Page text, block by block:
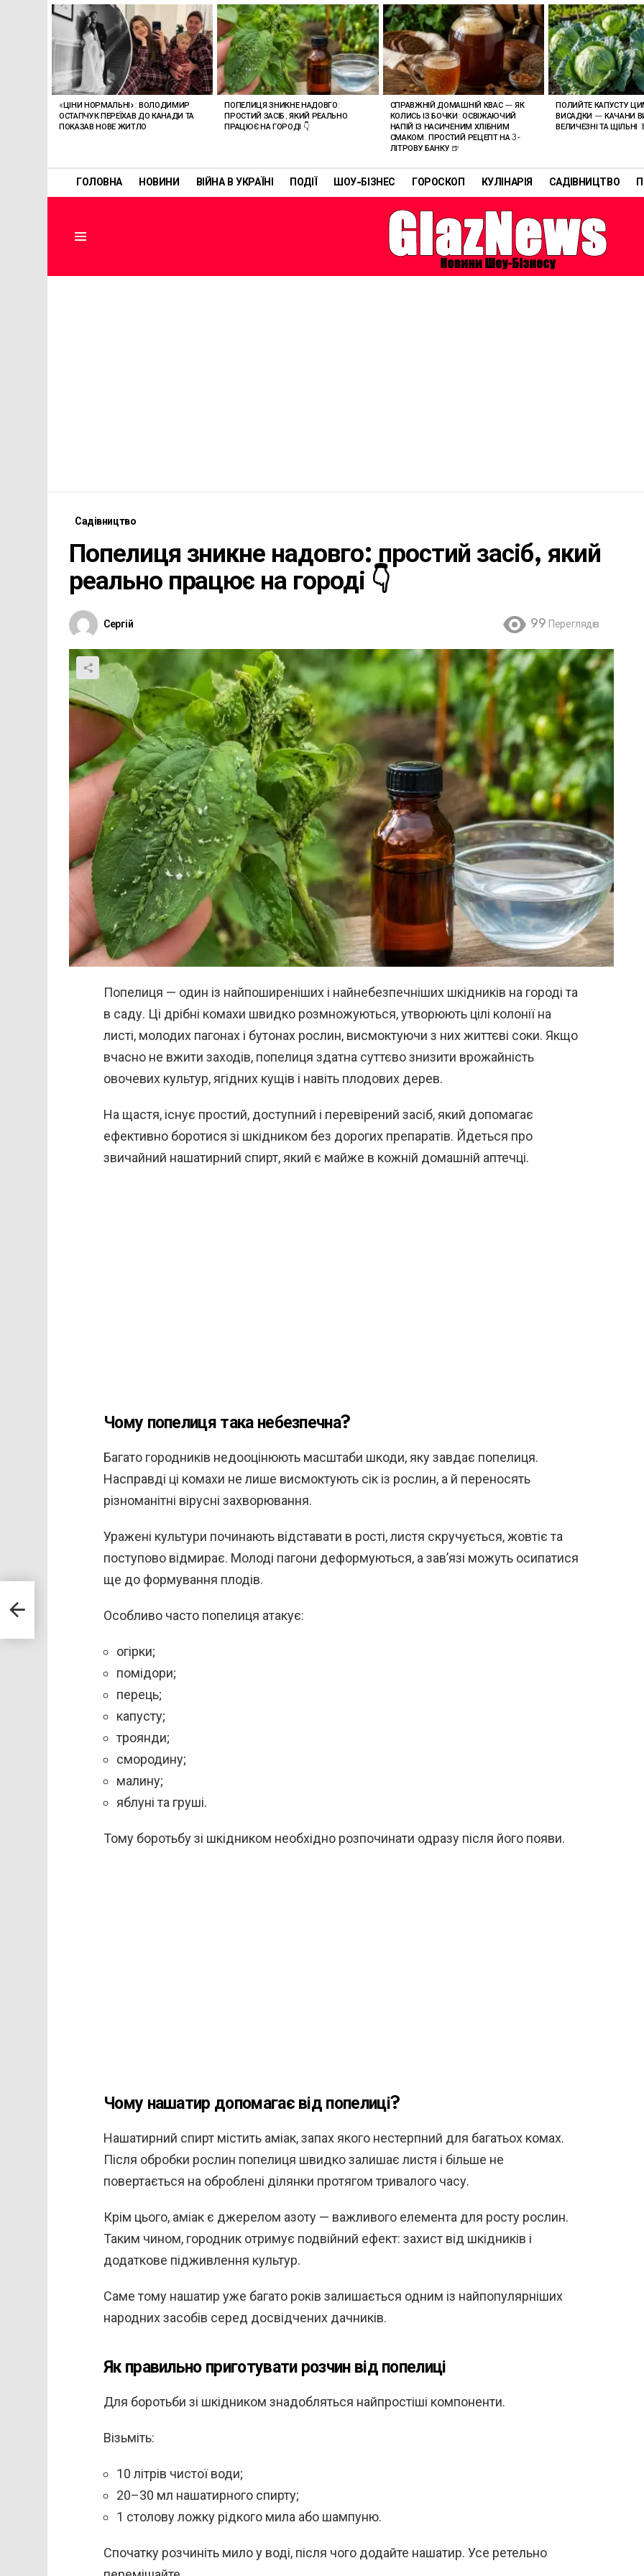
ГОЛОВНА НОВИНИ ВІЙНА В УКРАЇНІ ПОДІЇ ШОУ-БІЗНЕС ГОРОСКОП КУЛІНАРІЯ САДІВНИЦТВО
ОСТАННІ
СТАТТІ
«ЦІНИ НОРМАЛЬНІ»: ВОЛОДИМИР
ОСТАПЧУК ПЕРЕЇХАВ ДО КАНАДИ ТА
ПОКАЗАВ НОВЕ ЖИТЛО
ПОПЕЛИЦЯ ЗНИКНЕ НАДОВГО:
ПРОСТИЙ ЗАСІБ, ЯКИЙ РЕАЛЬНО
ПРАЦЮЄ НА ГОРОДІ 👇
СПРАВЖНІЙ ДОМАШНІЙ КВАС — ЯК
КОЛИСЬ ІЗ БОЧКИ: ОСВІЖАЮЧИЙ
НАПІЙ ІЗ НАСИЧЕНИМ ХЛІБНИМ
СМАКОМ. ПРОСТИЙ РЕЦЕПТ НА 3-
ЛІТРОВУ БАНКУ 🍺
ПОЛИЙТЕ КАПУСТУ
ВИСАДКИ — КАЧАНИ
ВЕЛИЧЕЗНІ ТА ЩІЛЬНІ
Садівництво
Попелиця зникне надовго: простий засіб, який
реально працює на городі 👇
Сергій 99 Переглядів
Попелиця — один із найпоширеніших і найнебезпечніших шкідників на городі та
в саду. Ці дрібні комахи швидко розмножуються, утворюють цілі колонії на
листі, молодих пагонах і бутонах рослин, висмоктуючи з них життєві соки. Якщо
вчасно не вжити заходів, попелиця здатна суттєво знизити врожайність
овочевих культур, ягідних кущів і навіть плодових дерев.
На щастя, існує простий, доступний і перевірений засіб, який допомагає
ефективно боротися зі шкідником без дорогих препаратів. Йдеться про
звичайний нашатирний спирт, який є майже в кожній домашній аптечці.
Чому попелиця така небезпечна?
Багато городників недооцінюють масштаби шкоди, яку завдає попелиця.
Насправді ці комахи не лише висмоктують сік із рослин, а й переносять
різноманітні вірусні захворювання.
Уражені культури починають відставати в рості, листя скручується, жовтіє та
поступово відмирає. Молоді пагони деформуються, а зав’язі можуть осипатися
ще до формування плодів.
Особливо часто попелиця атакує:
огірки;
помідори;
перець;
капусту;
троянди;
смородину;
малину;
яблуні та груші.
Тому боротьбу зі шкідником необхідно розпочинати одразу після його появи.
Чому нашатир допомагає від попелиці?
Нашатирний спирт містить аміак, запах якого нестерпний для багатьох комах.
Після обробки рослин попелиця швидко залишає листя і більше не
повертається на оброблені ділянки протягом тривалого часу.
Крім цього, аміак є джерелом азоту — важливого елемента для росту рослин.
Таким чином, городник отримує подвійний ефект: захист від шкідників і
додаткове підживлення культур.
Саме тому нашатир уже багато років залишається одним із найпопулярніших
народних засобів серед досвідчених дачників.
Як правильно приготувати розчин від попелиці
Для боротьби зі шкідником знадобляться найпростіші компоненти.
Візьміть:
10 літрів чистої води;
20–30 мл нашатирного спирту;
1 столову ложку рідкого мила або шампуню.
Спочатку розчиніть мило у воді, після чого додайте нашатир. Усе ретельно
3-